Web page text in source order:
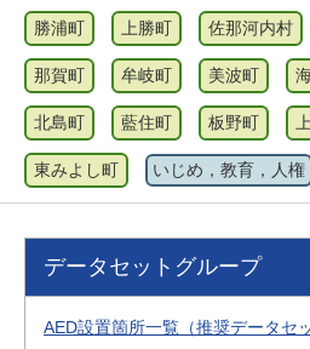
勝浦町 上勝町 佐那河内村
那賀町 牟岐町 美波町
北島町 藍住町 板野町
東みよし町 いじめ，教育，人権
データセットグループ
AED設置箇所一覧（推奨データセッ